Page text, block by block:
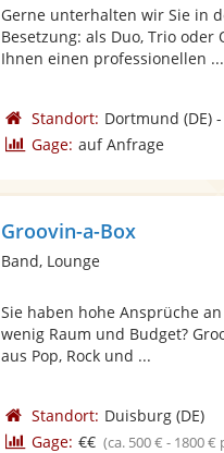
Gerne unterhalten wir Sie in
Besetzung: als Duo, Trio
Ihnen einen professionellen ...
Standort: Dortmund (DE)-
Gage: auf Anfrage
Groovin-a-Box
Band, Lounge
Sie haben hohe Ansprüche
wenig Raum und Budget?
aus Pop, Rock und ...
Standort: Duisburg(DE)
Gage: €€ (ca. 500 € - 1800